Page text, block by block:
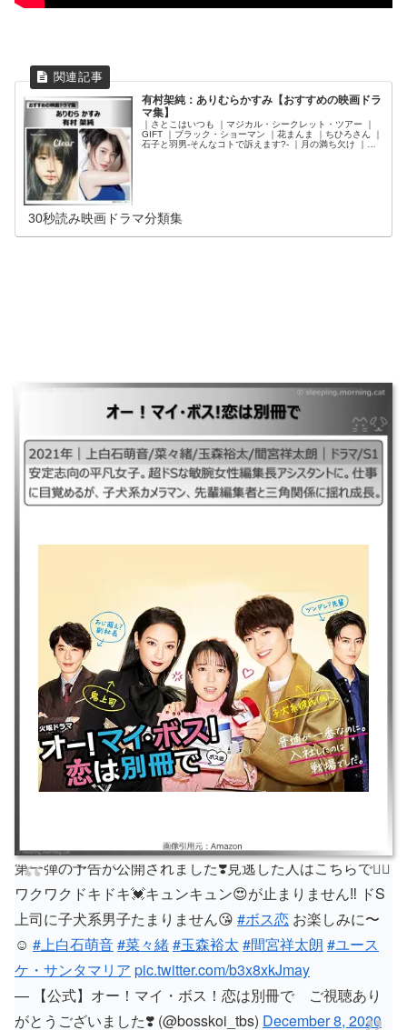
有村架純：ありむらかすみ【おすすめの映画ドラ
マ集】
｜さとこはいつも ｜マジカル・シークレット・ツアー ｜
GIFT ｜ブラック・ショーマン ｜花まんま ｜ちひろさん ｜
石子と羽男-そんなコトで訴えます?- ｜月の満ち欠け ｜前
いつかこの恋を思い出してきっと泣いてしまう ｜アイ ア
ム ア ヒーロー ｜ようこそ、わが家へ ｜ビリギャル ｜海に
30秒読み映画ドラマ分類集
凡女子。超ドSな敏腕女性編集長アシスタントに。仕事に目覚めるが、子
犬系カメラマン、先輩編集者と三角関係に揺れ成長。
第一弾の予告が公開されました❣️見逃した人はこちらで💁‍♀️
ワクワクドキドキ💓キュンキュン😍が止まりません‼️ ドS
上司に子犬系男子たまりません😘 #ボス恋 お楽しみに〜
☺️ #上白石萌音#菜々緒#玉森裕太 #間宮祥太朗 #ユース
ケ・サンタマリア pic.twitter.com/b3x8xkJmay
— 【公式】オー！マイ・ボス！恋は別冊で ご視聴あり
がとうございました❣️ (@bosskoi_tbs) December 8, 2020